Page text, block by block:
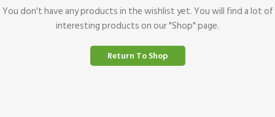
You don't have any products in the wishlist yet. You will find a lot of
interesting products on our "Shop" page.
Return To Shop